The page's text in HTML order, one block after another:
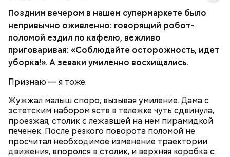
Поздним вечером в нашем супермаркете было
непривычно оживленно: говорящий робот-
поломой ездил по кафелю, вежливо
приговаривая: «Соблюдайте осторожность, идет
уборка!». А зеваки умиленно восхищались.
Признаю — я тоже.
Жужжал малыш споро, вызывая умиление. Дама с
эстетским набором яств в тележке чуть сдвинула,
проезжая, столик с лежавшей на нем пирамидкой
печенек. После резкого поворота поломой не
просчитал необходимое изменение траектории
движения, впоролся в столик, и верхняя коробка с
Противень ставится в духовку, разогретую до 180–
190 градусов. Спагетти из кабачка нужно запекать
25–30 минут.